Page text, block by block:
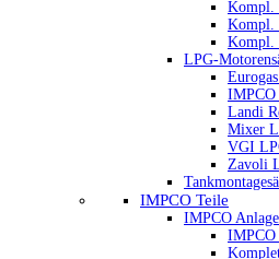
Kompl.
Kompl.
Kompl.
LPG-
IMPCO
Landi
Mixer
VGI
Zavoli
IMPCO Teile
IMPCO
IMPCO